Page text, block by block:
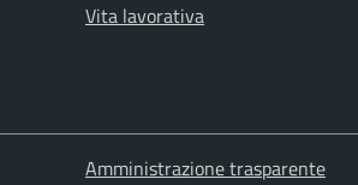
Vita lavorativa
Amministrazione trasparente